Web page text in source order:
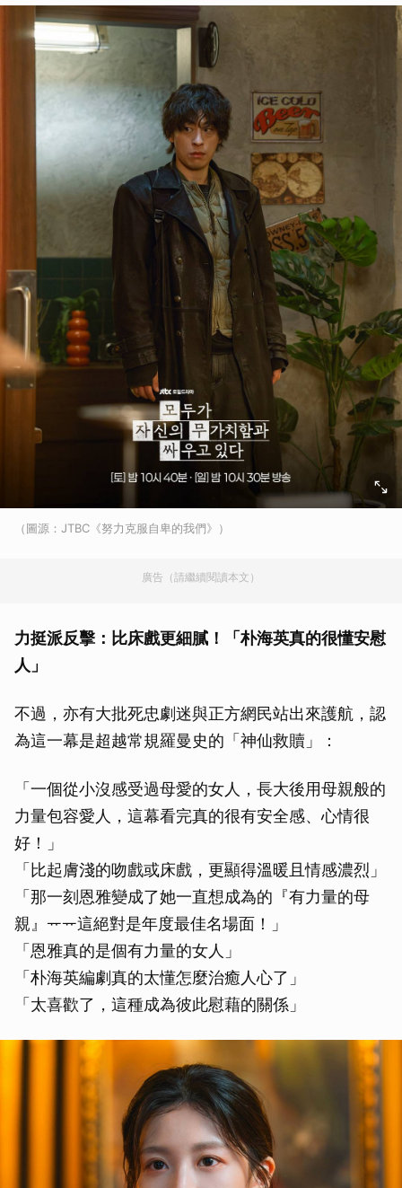
（圖源：JTBC《努力克服自卑的我們》）
廣告（請繼續閱讀本文）
力挺派反擊：比床戲更細膩！「朴海英真的很懂安慰
人」
不過，亦有大批死忠劇迷與正方網民站出來護航，認
為這一幕是超越常規羅曼史的「神仙救贖」：
「一個從小沒感受過母愛的女人，長大後用母親般的
力量包容愛人，這幕看完真的很有安全感、心情很
好！」
「比起膚淺的吻戲或床戲，更顯得溫暖且情感濃烈」
「那一刻恩雅變成了她一直想成為的『有力量的母
親』ᅲᅲ這絕對是年度最佳名場面！」
「恩雅真的是個有力量的女人」
「朴海英編劇真的太懂怎麼治癒人心了」
「太喜歡了，這種成為彼此慰藉的關係」